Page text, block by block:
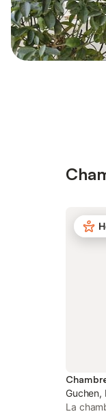
Guchen,
La